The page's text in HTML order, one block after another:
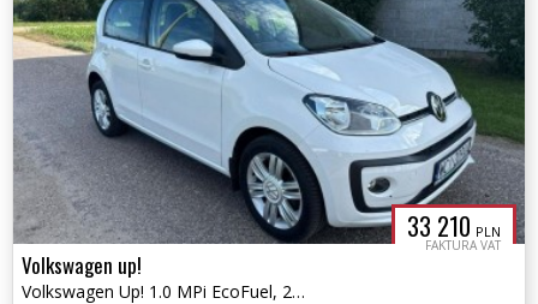
33 210 PLN
FAKTURA VAT
Volkswagen up!
Volkswagen Up! 1.0 MPi EcoFuel, 2017r. Nowa instalacja LPG